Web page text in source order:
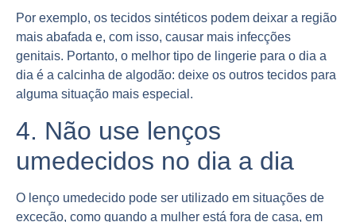
Por exemplo, os tecidos sintéticos podem deixar a região
mais abafada e, com isso, causar mais infecções
genitais. Portanto, o melhor tipo de lingerie para o dia a
dia é a calcinha de algodão: deixe os outros tecidos para
alguma situação mais especial.
4. Não use lenços
umedecidos no dia a dia
O lenço umedecido pode ser utilizado em situações de
exceção, como quando a mulher está fora de casa, em